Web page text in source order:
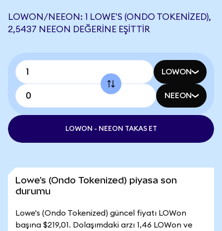
LOWON/NEEON: 1 LOWE'S (ONDO TOKENIZED),
2,5437 NEEON DEĞERINE EŞITTIR
LOWON
NEEON
LOWON - NEEON TAKAS ET
Lowe's (Ondo Tokenized) piyasa son
durumu
Lowe's (Ondo Tokenized) güncel fiyatı LOWon
başına $219,01. Dolaşımdaki arzı 1,46 LOWon ve